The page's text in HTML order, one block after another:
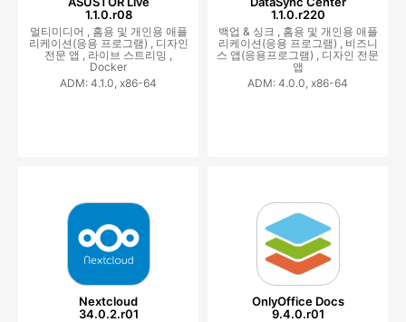
1.1.0.r08
멀티미디어 , 홈용 및 개인용 애플
리케이션(응용 프로그램) , 디자인
전문 앱 , 라이브 스트리밍 ,
Docker
ADM: 4.1.0, x86-64
1.1.0.r220
백업 & 싱크 , 홈용 및 개인용 애플
리케이션(응용 프로그램) , 비즈니
스 앱(응용프로그램) , 디자인 전문
앱
ADM: 4.0.0, x86-64
Nextcloud
34.0.2.r01
OnlyOffice Docs
9.4.0.r01